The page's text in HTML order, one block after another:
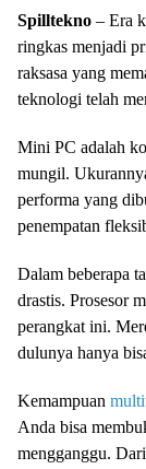
Spilltekno – Era
ringkas menjadi
raksasa yang
teknologi telah
Mini PC adalah
mungil.
performa yang
penempatan
Dalam beberapa
drastis. Prosesor
perangkat ini.
dulunya hanya
Kemampuan
Anda bisa
mengganggu.